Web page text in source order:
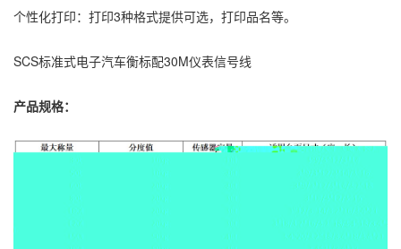
个性化打印：打印3种格式提供可选，打印品名等。
SCS标准式电子汽车衡标配30M仪表信号线
产品规格：